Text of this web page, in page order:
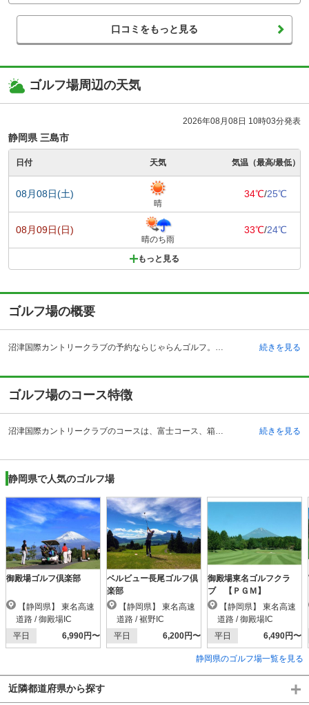
口コミをもっと見る
ゴルフ場周辺の天気
2026年08月08日 10時03分発表
静岡県 三島市
日付 天気 気温（最高/最低）
08月08日(土)
晴
34℃/25℃
08月09日(日)
晴のち雨
33℃/24℃
もっと見る
ゴルフ場の概要
沼津国際カントリークラブの予約ならじゃらんゴルフ。カートの有無や利用税、キャンセル料、ナイター設備、駐車場などのコース情報はもちろん、口コミ、フォトギャラリーなどコースの難易度や攻略に役立つ情報充実、予約する度にポイントが貯まるのでお得にゴルフをお楽しみ頂けます。 沼津国際カントリークラブは、静岡県沼津市足高にあり、愛鷹山のふもとに展開されているゴルフコースです。コースからは、駿河湾や静岡の街並みが一望できるという、抜群のロケーションに恵まれ、東名高速道路の沼津インターチェンジから5キロメートルとアクセスの良いゴルフ場でもあります。 過去には、アマチュアゴルフの公式戦などの舞台にもなりました。さらにコースレート審査において、72.2という認定を受けたことから、評価も人気もとても高まってきているコースです。新しいベント芝を活用し、国内でも珍しい壮大なコースセッティングは、ゴルフ番組の撮影などに使われているほどです。また、GPSナビが乗車カート全てに搭載されており、ピンまでの距離を確認できます。 続きを見る
ゴルフ場のコース特徴
沼津国際カントリークラブのコースは、富士コース、箱根コース、天城コースの3つのコースからなり、全27ホールです。コースレートは72で、それぞれ趣が違います。富士コースが3,408ヤード、箱根コースが3,358ヤード、天城コースが3,207ヤードであり、フラットに思えて、実はアップダウンのある丘陵レイアウトとなっています。 富士コースはゆったりとした打ち上げのロングホールから始まり、途中で打ち上げ、打ち下ろしを繰り返すコースになります。箱根コースもスタートは打ち下ろしのロングホールになっており、富士コース同様、起伏が多いコースとなっています。 天城コースは、全体的にトリッキーなホールが多く、特に8番ホールはミドルホールの中では難易度が高いホールですが、同時にプレーの醍醐味も味わえるホールとなっています。 続きを見る
静岡県で人気のゴルフ場
御殿場ゴルフ倶楽部
道路 / 御殿場IC
平日
6,990円〜
ベルビュー長尾ゴルフ倶
楽部
道路 / 裾野IC
平日
6,200円〜
御殿場東名ゴルフクラ
ブ 【ＰＧＭ】
道路 / 御殿場IC
平日
6,490円〜
静岡県のゴルフ場一覧を見る
近隣都道府県から探す